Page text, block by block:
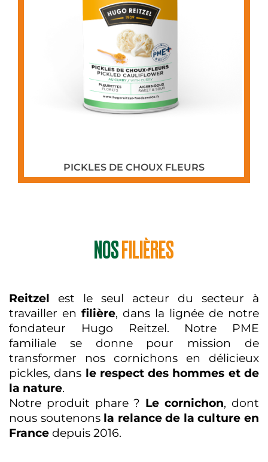
PICKLES DE CHOUX FLEURS
NOS FILIÈRES
Reitzel est le seul acteur du secteur à
travailler en filière, dans la lignée de notre
fondateur Hugo Reitzel. Notre PME
familiale se donne pour mission de
transformer nos cornichons en délicieux
pickles, dans le respect des hommes et de
la nature.
Notre produit phare ? Le cornichon, dont
nous soutenons la relance de la culture en
France depuis 2016.